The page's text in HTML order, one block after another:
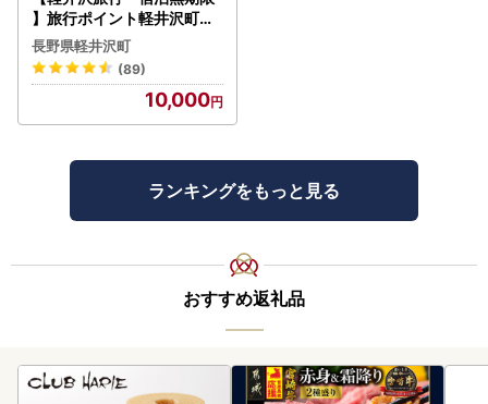
】旅行ポイント軽井沢町ふ
るなびトラベルポイント
長野県軽井沢町
(89)
10,000
ランキングをもっと見る
おすすめ返礼品